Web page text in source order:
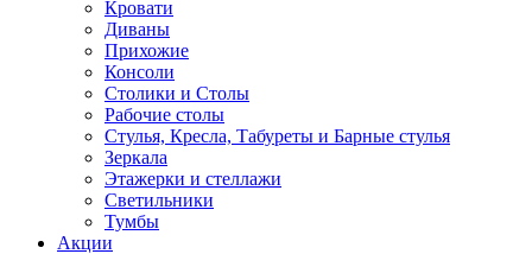
Кровати
Диваны
Прихожие
Консоли
Столики и Столы
Рабочие столы
Стулья, Кресла, Табуреты и Барные стулья
Зеркала
Этажерки и стеллажи
Светильники
Тумбы
Акции